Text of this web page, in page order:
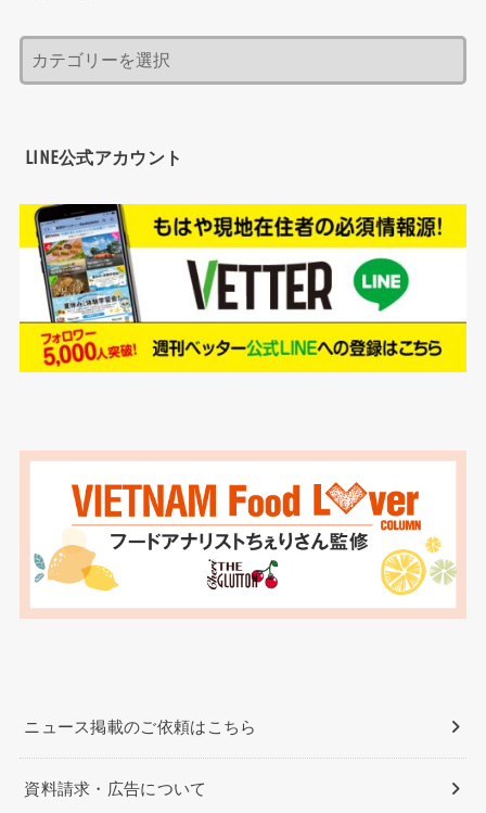
LINE公式アカウント
ニュース掲載のご依頼はこちら
資料請求・広告について